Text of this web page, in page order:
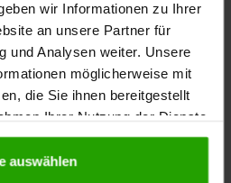
wir Informationen zu Ihrer
an unsere Partner für
und Analysen weiter. Unsere
möglicherweise mit
die Sie ihnen bereitgestellt
Ihrer Nutzung der Dienste
auswählen
Konsistenz, verflüssigtes
in der Regel mit Bakterien
des Gewebes
Wundheilung negativ.
in die Blutbahn
lebensgefährlichenSepsis